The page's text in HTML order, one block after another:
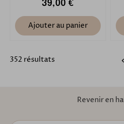
39,00 €
Ajouter au panier
352 résultats
Revenir en